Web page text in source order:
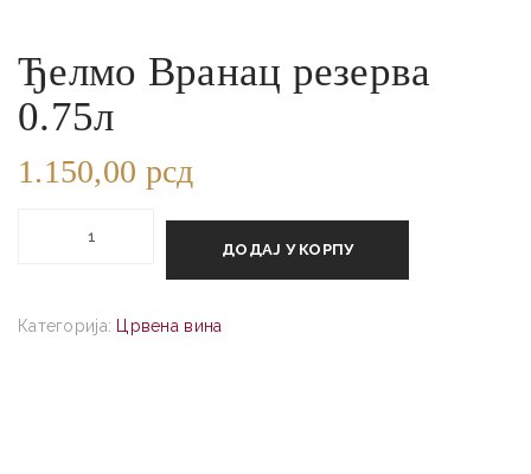
Ђелмо Вранац резерва
0.75л
1.150,00 рсд
количина
ДОДАЈ У КОРПУ
Категорија: Црвена вина